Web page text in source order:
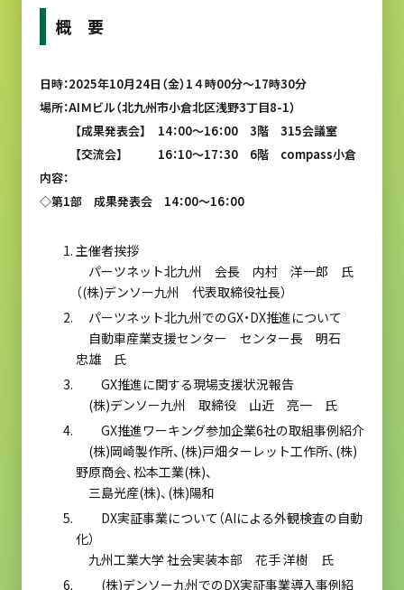
概 要
日時：2025年10月24日（金）1４時00分～17時30分
場所：AIＭビル（北九州市小倉北区浅野3丁目8-1）
【成果発表会】 14：00～16：00 3階 315会議室
【交流会】 16：10～17：30 6階 compass小倉
内容：
◇第1部 成果発表会 14：00～16：00
主催者挨拶
パーツネット北九州 会長 内村 洋一郎 氏
（(株)デンソー九州 代表取締役社長）
パーツネット北九州でのGX・DX推進について
自動車産業支援センター センター長 明石
忠雄 氏
GX推進に関する現場支援状況報告
(株)デンソー九州 取締役 山近 亮一 氏
GX推進ワーキング参加企業6社の取組事例紹介
(株)岡崎製作所、(株)戸畑ターレット工作所、(株)
野原商会、松本工業(株)、
三島光産(株)、(株)陽和
DX実証事業について（AIによる外観検査の自動
化）
九州工業大学 社会実装本部 花手 洋樹 氏
(株)デンソー九州でのDX実証事業導入事例紹